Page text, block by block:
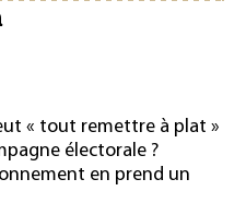
« tout remettre à plat »
électorale ?
en prend un